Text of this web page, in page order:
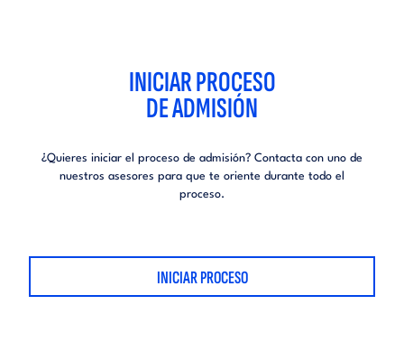
INICIAR PROCESO
DE ADMISIÓN
¿Quieres iniciar el proceso de admisión? Contacta con uno de
nuestros asesores para que te oriente durante todo el
proceso.
INICIAR PROCESO